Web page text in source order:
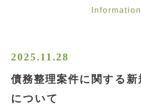
Information
2025.11.28
債務整理案件に関する新
について